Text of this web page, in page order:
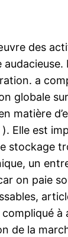
des
a
matière
Elle est
un
on paie
la